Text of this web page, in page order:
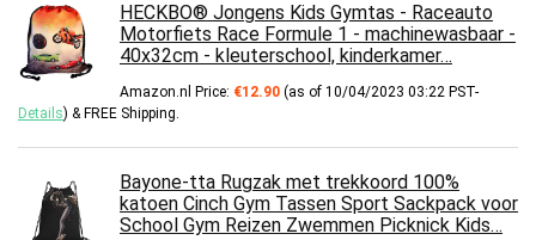
HECKBO® Jongens Kids Gymtas - Raceauto
Motorfiets Race Formule 1 - machinewasbaar -
40x32cm - kleuterschool, kinderkamer…
Amazon.nl Price: €12.90 (as of 10/04/2023 03:22 PST-
Details) & FREE Shipping.
Bayone-tta Rugzak met trekkoord 100%
katoen Cinch Gym Tassen Sport Sackpack voor
School Gym Reizen Zwemmen Picknick Kids…